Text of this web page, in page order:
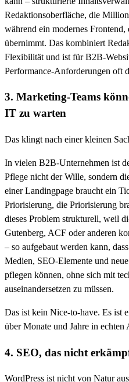
Redaktionsoberfläche, die
während ein modernes
übernimmt. Das kombiniert
Flexibilität und ist für B2B-
Performance-Anforderungen oft
3. Marketing-Teams
IT zu warten
Das klingt nach einer kleinen
In vielen B2B-Unternehmen ist
Pflege nicht der Wille, sondern
einer Landingpage braucht ein
Priorisierung, die Priorisierung
dieses Problem strukturell, weil
Gutenberg, ACF oder anderen
– so aufgebaut werden kann,
Medien, SEO-Elemente und
pflegen können, ohne sich mit
auseinandersetzen zu müssen.
Das ist kein Nice-to-have. Es ist
über Monate und Jahre in echten
4. SEO, das nicht
WordPress ist nicht von Natur